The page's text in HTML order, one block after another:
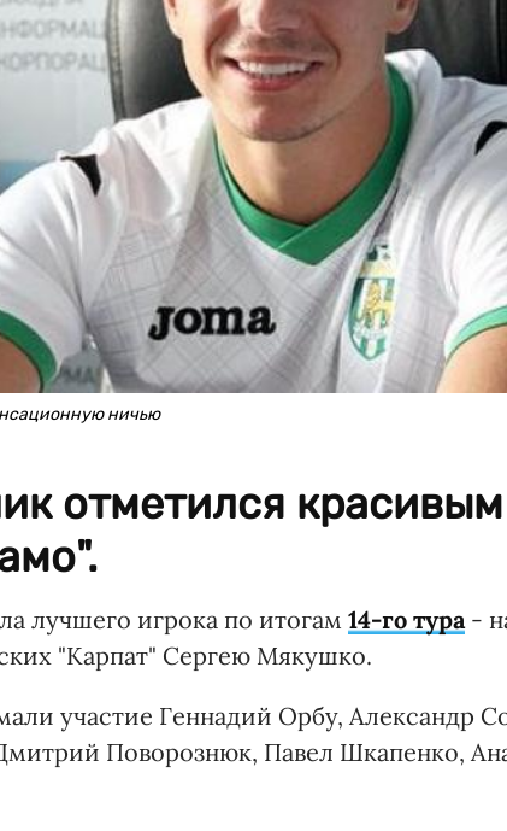
ничью
отметился
лучшего игрока по итогам 14-го тура -
"Карпат" Сергею Мякушко.
участие Геннадий Орбу, Александр
Поворознюк, Павел Шкапенко,